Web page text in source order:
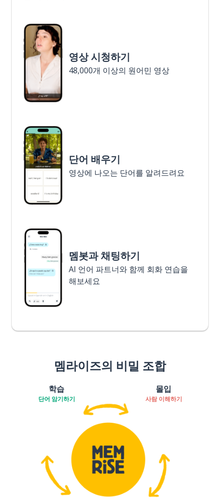
영상 시청하기
48,000개 이상의 원어민 영상
단어 배우기
영상에 나오는 단어를 알려드려요
멤봇과 채팅하기
AI 언어 파트너와 함께 회화 연습을
해보세요
멤라이즈의 비밀 조합
학습
단어 암기하기
몰입
사람 이해하기